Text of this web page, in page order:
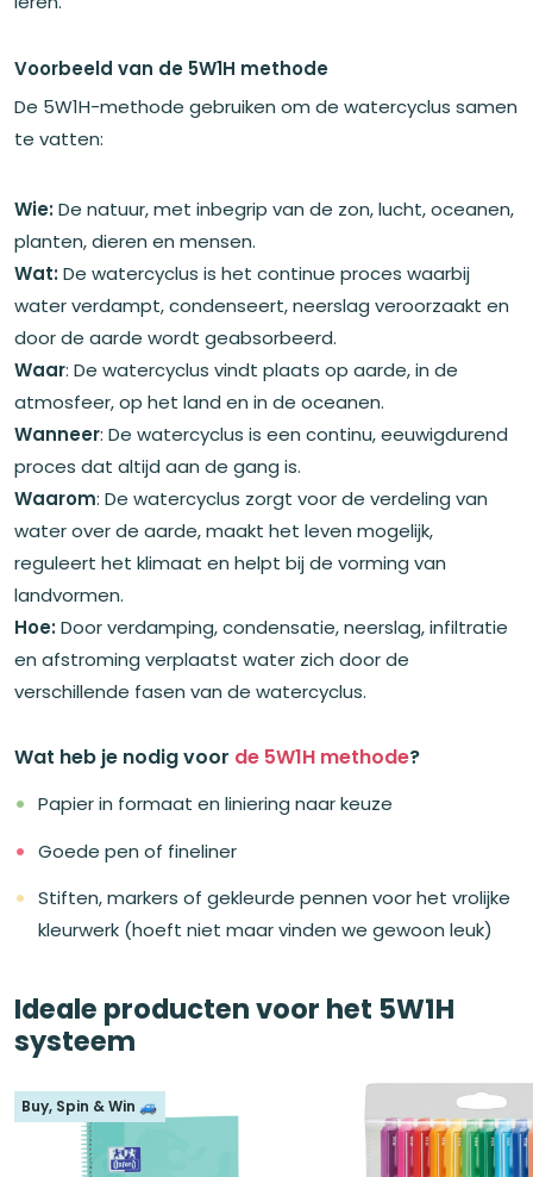
Voorbeeld van de 5W1H methode
De 5W1H-methode gebruiken om de watercyclus samen
te vatten:
Wie:De natuur, met inbegrip van de zon, lucht, oceanen,
planten, dieren en mensen.
Wat:De watercyclus is het continue proces waarbij
water verdampt, condenseert, neerslag veroorzaakt en
door de aarde wordt geabsorbeerd.
Waar: De watercyclus vindt plaats op aarde, in de
atmosfeer, op het land en in de oceanen.
Wanneer: De watercyclus is een continu, eeuwigdurend
proces dat altijd aan de gang is.
Waarom: De watercyclus zorgt voor de verdeling van
water over de aarde, maakt het leven mogelijk,
reguleert het klimaat en helpt bij de vorming van
landvormen.
Hoe:Door verdamping, condensatie, neerslag, infiltratie
en afstroming verplaatst water zich door de
verschillende fasen van de watercyclus.
Wat heb je nodig voor de 5W1H methode?
Papier in formaat en liniering naar keuze
Goede pen of fineliner
Stiften, markers of gekleurde pennen voor het vrolijke
kleurwerk (hoeft niet maar vinden we gewoon leuk)
Ideale producten voor het 5W1H
systeem
Buy, Spin & Win 🚙